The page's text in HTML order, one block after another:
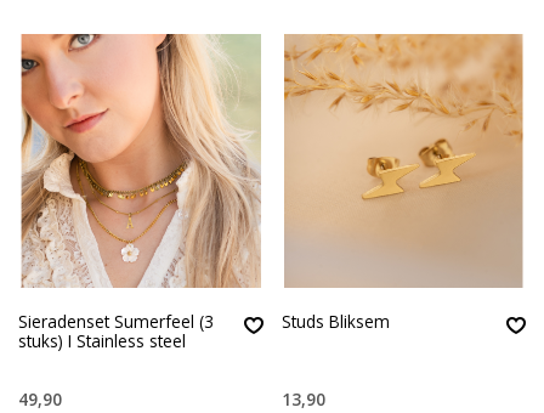
Sieradenset Sumerfeel (3
stuks) I Stainless steel
49,90
Studs Bliksem
13,90